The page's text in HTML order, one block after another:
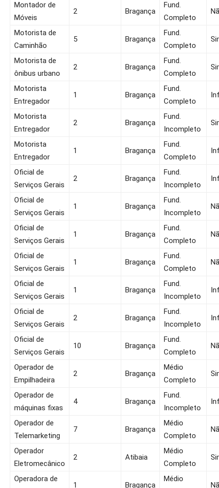
Montador de
Móveis
2 Bragança
Fund.
Completo
Motorista de
Caminhão
5 Bragança
Fund.
Completo
Motorista de
ônibus urbano
2 Bragança
Fund.
Completo
Motorista
Entregador
1 Bragança
Fund.
Completo
Motorista
Entregador
2 Bragança
Fund.
Incompleto
Motorista
Entregador
1 Bragança
Fund.
Completo
Oficial de
Serviços Gerais
2 Bragança
Fund.
Incompleto
Oficial de
Serviços Gerais
1 Bragança
Fund.
Incompleto
Oficial de
Serviços Gerais
1 Bragança
Fund.
Completo
Oficial de
Serviços Gerais
1 Bragança
Fund.
Completo
Oficial de
Serviços Gerais
1 Bragança
Fund.
Incompleto
Oficial de
Serviços Gerais
2 Bragança
Fund.
Incompleto
Oficial de
Serviços Gerais
10 Bragança
Fund.
Completo
Operador de
Empilhadeira
2 Bragança
Médio
Completo
Operador de
máquinas fixas
4 Bragança
Fund.
Incompleto
Operador de
Telemarketing
7 Bragança
Médio
Completo
Operador
Eletromecânico
2 Atibaia
Médio
Completo
Operadora de
1 Bragança
Médio